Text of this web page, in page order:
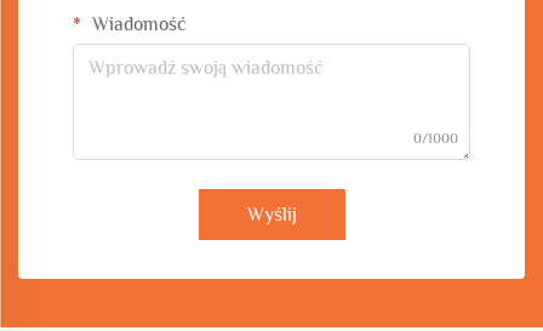
Wiadomość
0/1000
Wyślij